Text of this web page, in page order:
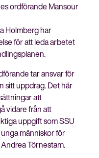
ordförande Mansour
Holmberg har
för att leda arbetet
tar ansvar för
sitt uppdrag. Det här
att
vidare från att
uppgift som SSU
människor för
Törnestam.